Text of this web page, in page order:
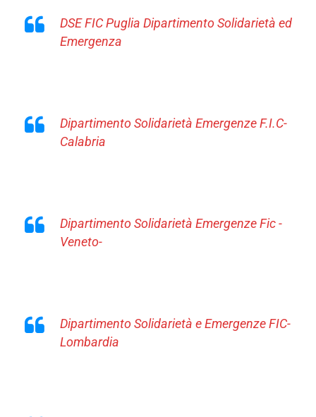
DSE FIC Puglia Dipartimento Solidarietà ed
Emergenza
Dipartimento Solidarietà Emergenze F.I.C-
Calabria
Dipartimento Solidarietà Emergenze Fic -
Veneto-
Dipartimento Solidarietà e Emergenze FIC-
Lombardia